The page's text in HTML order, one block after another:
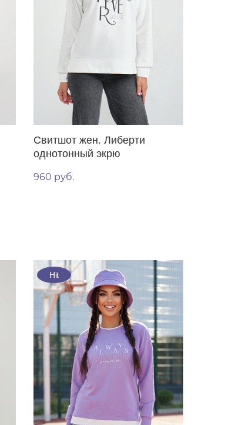
Свитшот жен. Либерти
однотонный экрю
960 руб.
Hit